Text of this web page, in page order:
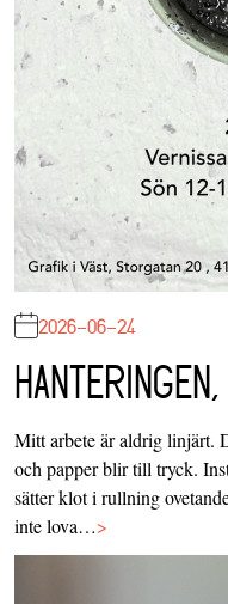
2026-06-24
Mitt arbete är aldrig linjärt.
och papper blir till tryck.
sätter klot i rullning
inte lova…>